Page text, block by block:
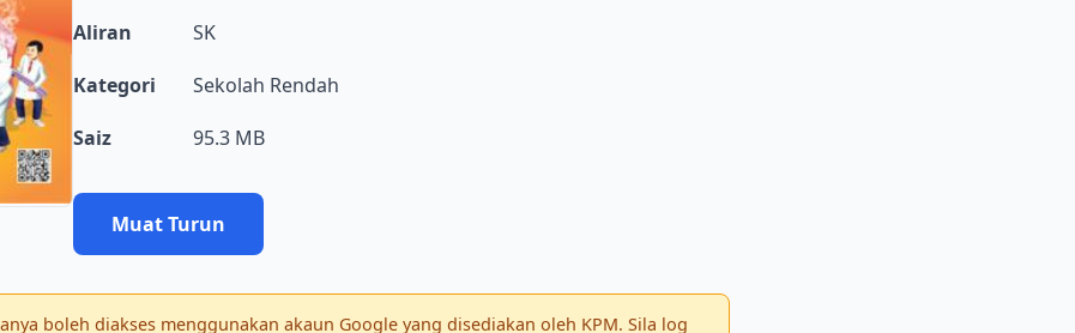
Aliran
SK
Kategori
Sekolah Rendah
Saiz
95.3 MB
Muat Turun
boleh diakses menggunakan akaun Google yang disediakan oleh KPM. Sila log